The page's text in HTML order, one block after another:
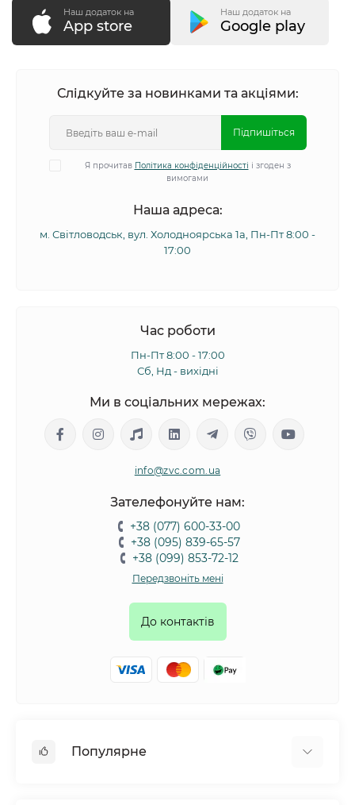
Наш додаток на
App store
Наш додаток на
Google play
Слідкуйте за новинками та акціями:
Підпишіться
Я прочитав Політика конфіденційності і згоден з
вимогами
Наша адреса:
м. Світловодськ, вул. Холодноярська 1а, Пн-Пт 8:00 -
17:00
Час роботи
Пн-Пт 8:00 - 17:00
Сб, Нд - вихідні
Ми в соціальних мережах:
info@zvc.com.ua
Зателефонуйте нам:
+38 (077) 600-33-00
+38 (095) 839-65-57
+38 (099) 853-72-12
Передзвоніть мені
До контактів
Популярне